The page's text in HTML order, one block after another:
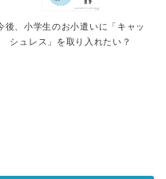
後、小学生のお小遣いに「キャッ
シュレス」を取り入れたい？